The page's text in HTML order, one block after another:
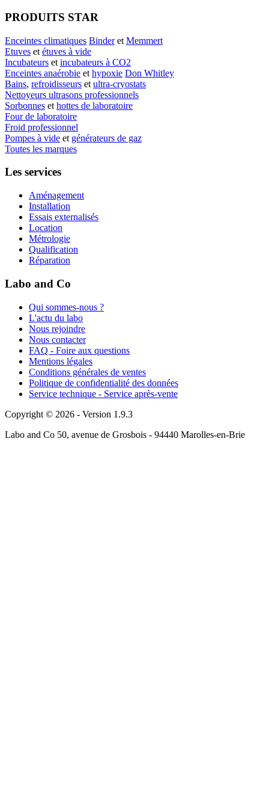
PRODUITS STAR
Enceintes climatiques Binderet Memmert
Etuves et étuves à vide
Incubateurs et incubateurs à CO2
Enceintes anaérobie et hypoxie Don Whitley
Bains, refroidisseurs et ultra-cryostats
Nettoyeurs ultrasons professionnels
Sorbonnes et hottes de laboratoire
Four de laboratoire
Froid professionnel
Pompes à vide et générateurs de gaz
Toutes les marques
Les services
Aménagement
Installation
Essais externalisés
Location
Métrologie
Qualification
Réparation
Labo and Co
Qui sommes-nous ?
L'actu du labo
Nous rejoindre
Nous contacter
FAQ - Foire aux questions
Mentions légales
Conditions générales de ventes
Politique de confidentialité des données
Service technique - Service après-vente
Copyright © 2026 - Version 1.9.3
Labo and Co 50, avenue de Grosbois - 94440 Marolles-en-Brie